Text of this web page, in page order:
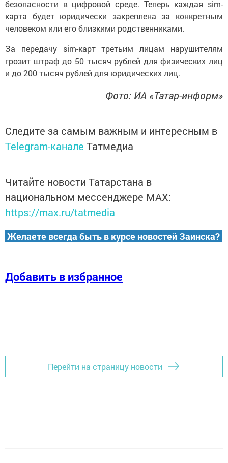
безопасности в цифровой среде. Теперь каждая sim-
карта будет юридически закреплена за конкретным
человеком или его близкими родственниками.
За передачу sim-карт третьим лицам нарушителям
грозит штраф до 50 тысяч рублей для физических лиц
и до 200 тысяч рублей для юридических лиц.
Фото: ИА «Татар-информ»
Следите за самым важным и интересным в
Telegram-канале Татмедиа
Читайте новости Татарстана в
национальном мессенджере MАХ:
https://max.ru/tatmedia
Желаете всегда быть в курсе новостей Заинска?
Добавить в избранное
Перейти на страницу новости